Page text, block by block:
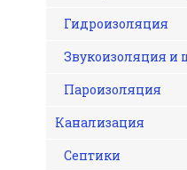
Гидроизоляция
Звукоизоляция и
Пароизоляция
Канализация
Септики